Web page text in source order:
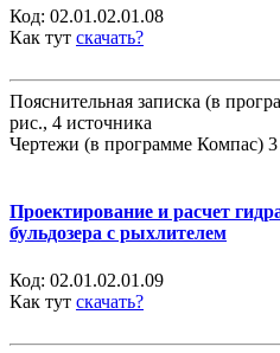
Код: 02.01.02.01.08
Как тут скачать?
Пояснительная записка (в
рис., 4 источника
Чертежи (в программе Компас) 3
Проектирование и расчет
бульдозера с рыхлителем
Код: 02.01.02.01.09
Как тут скачать?